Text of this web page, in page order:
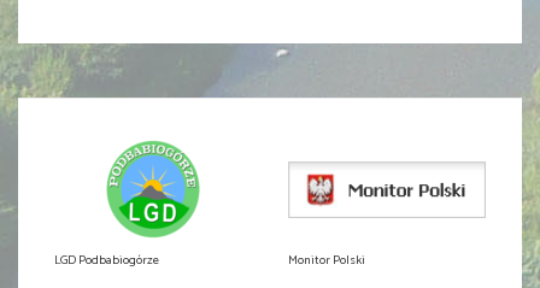
LGD Podbabiogórze Monitor Polski